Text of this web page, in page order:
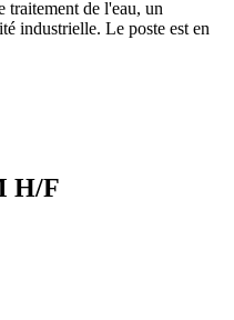
traitement de l'eau, un
industrielle. Le poste est en
H/F